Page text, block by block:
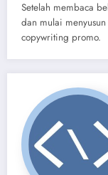
Setelah membaca
dan mulai
copywriting promo.